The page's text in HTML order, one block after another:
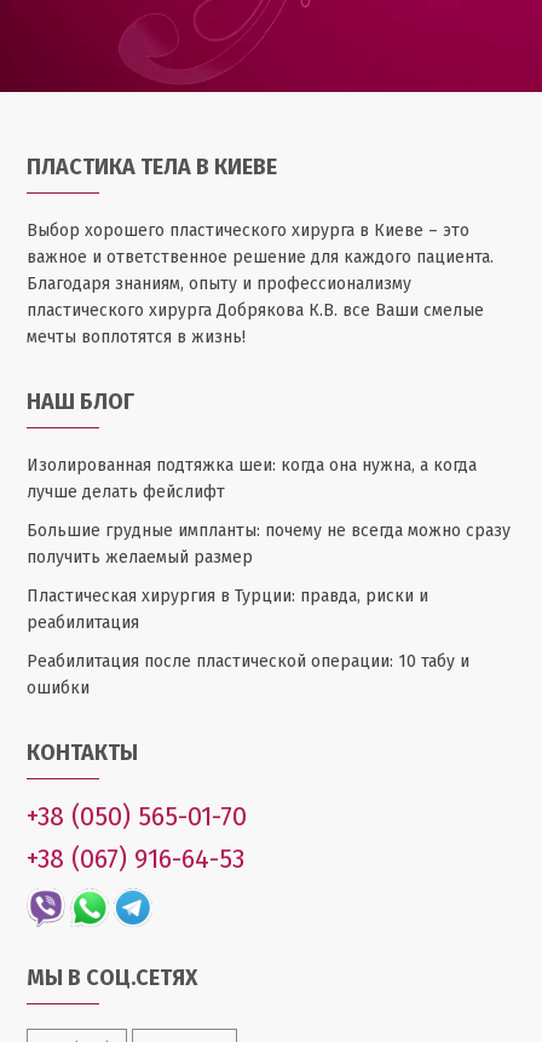
ПЛАСТИКА ТЕЛА В КИЕВЕ
Выбор хорошего пластического хирурга в Киеве – это
важное и ответственное решение для каждого пациента.
Благодаря знаниям, опыту и профессионализму
пластического хирурга Добрякова К.В. все Ваши смелые
мечты воплотятся в жизнь!
НАШ БЛОГ
Изолированная подтяжка шеи: когда она нужна, а когда
лучше делать фейслифт
Большие грудные импланты: почему не всегда можно сразу
получить желаемый размер
Пластическая хирургия в Турции: правда, риски и
реабилитация
Реабилитация после пластической операции: 10 табу и
ошибки
КОНТАКТЫ
+38 (050) 565-01-70
+38 (067) 916-64-53
МЫ В СОЦ.СЕТЯХ